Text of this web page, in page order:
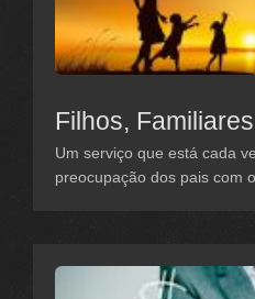
Filhos,
Um serviço que está cada
preocupação dos pais com